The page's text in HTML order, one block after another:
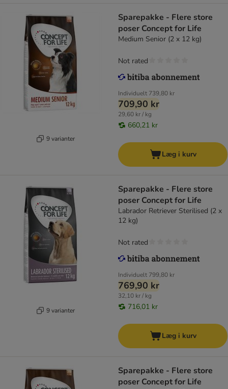
9 varianter
Sparepakke - Flere store
poser Concept for Life
Medium Senior (2 x 12 kg)
Individuelt 739,80 kr
709,90 kr
29,60 kr / kg
660,21 kr
Not rated
Læg i kurv
9 varianter
Sparepakke - Flere store
poser Concept for Life
Labrador Retriever Sterilised (2 x
12 kg)
Individuelt 799,80 kr
769,90 kr
32,10 kr / kg
716,01 kr
Not rated
Læg i kurv
Sparepakke - Flere store
poser Concept for Life